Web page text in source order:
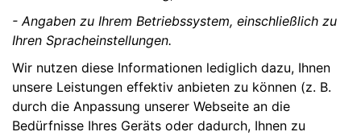
- Angaben zu Ihrem Betriebssystem, einschließlich zu
Ihren Spracheinstellungen.
Wir nutzen diese Informationen lediglich dazu, Ihnen
unsere Leistungen effektiv anbieten zu können (z. B.
durch die Anpassung unserer Webseite an die
Bedürfnisse Ihres Geräts oder dadurch, Ihnen zu